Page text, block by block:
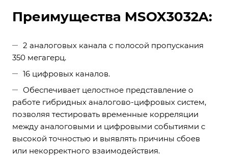
Преимущества MSOX3032A:
2 аналоговых канала с полосой пропускания
350 мегагерц.
16 цифровых каналов.
Обеспечивает целостное представление о
работе гибридных аналогово-цифровых систем,
позволяя тестировать временные корреляции
между аналоговыми и цифровыми событиями с
высокой точностью и выявлять причины сбоев
или некорректного взаимодействия.